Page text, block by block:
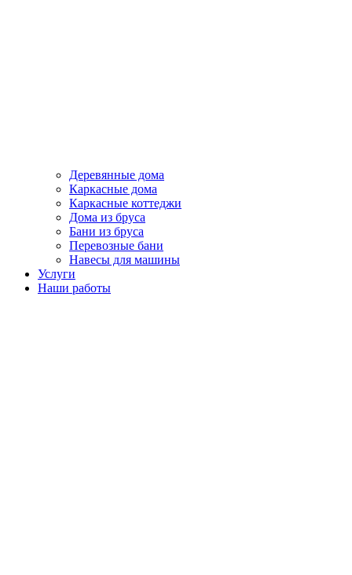
Деревянные дома
Каркасные дома
Каркасные коттеджи
Дома из бруса
Бани из бруса
Перевозные бани
Навесы для машины
Услуги
Наши работы